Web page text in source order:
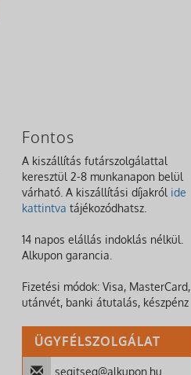
Fontos
A kiszállítás futárszolgálattal
keresztül 2-8 munkanapon belül
várható. A kiszállítási díjakról ide
kattintva tájékozódhatsz.
14 napos elállás indoklás nélkül.
Alkupon garancia.
Fizetési módok: Visa, MasterCard,
utánvét, banki átutalás, készpénz
ÜGYFÉLSZOLGÁLAT
segitseg@alkupon.hu